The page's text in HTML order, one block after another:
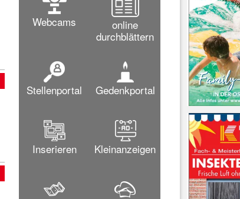
Webcams
online
durchblättern
Stellenportal Gedenkportal
Inserieren Kleinanzeigen